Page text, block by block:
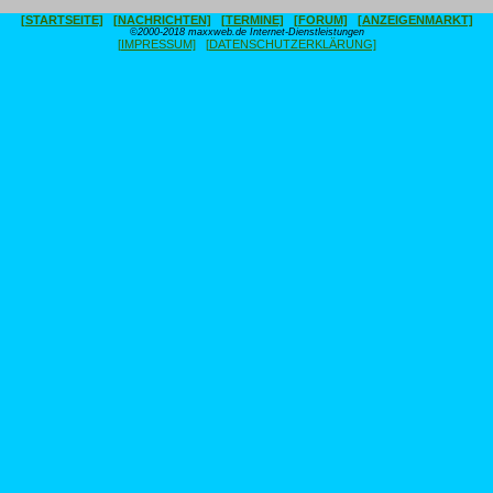
[STARTSEITE] [NACHRICHTEN] [TERMINE] [FORUM] [ANZEIGENMARKT]
©2000-2018 maxxweb.de Internet-Dienstleistungen
[IMPRESSUM] [DATENSCHUTZERKLÄRUNG]